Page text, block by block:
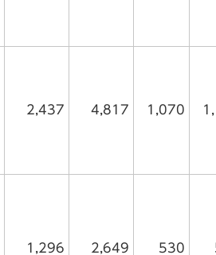
2,437 4,817 1,070
1,296 2,649 530